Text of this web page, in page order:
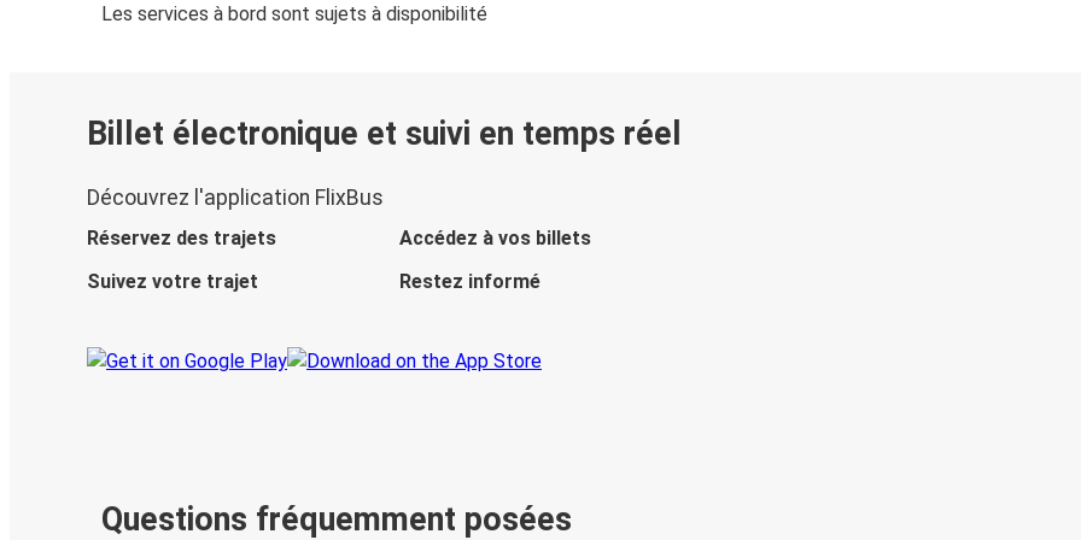
Les services à bord sont sujets à disponibilité
Billet électronique et suivi en temps réel
Découvrez l'application FlixBus
Réservez des trajets
Accédez à vos billets
Suivez votre trajet
Restez informé
Questions fréquemment posées